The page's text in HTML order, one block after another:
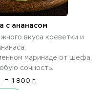
с ананасом
вкуса креветки и
маринаде от шефа,
сочность.
= 1 800 г.